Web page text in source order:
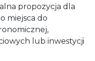
propozycja dla
miejsca do
lub inwestycji